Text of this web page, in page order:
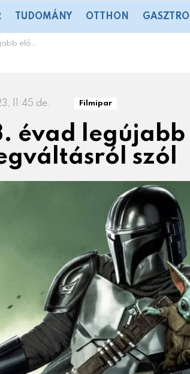
TUDOMÁNY OTTHON GASZTRO
szól
11:45 de. Filmipar
évad legújabb
szól